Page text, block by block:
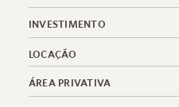
INVESTIMENTO
LOCAÇÃO
ÁREA PRIVATIVA